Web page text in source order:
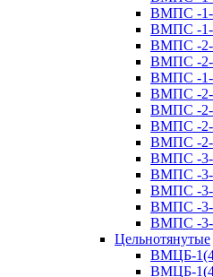
ВМПС -1-
ВМПС -1-
ВМПС -2-
ВМПС -2-
ВМПС -1-
ВМПС -2-
ВМПС -2-
ВМПС -2-
ВМПС -2-
ВМПС -3-
ВМПС -3-
ВМПС -3-
ВМПС -3-
ВМПС -3-
Цельнотянутые
ВМЦБ-
ВМЦБ-